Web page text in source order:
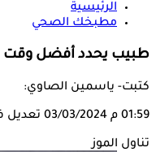
الرئيسية
مطبخك الصحي
طبيب يحدد أفضل وقت
كتبت- ياسمين الصاوي:
01:59 م 03/03/2024 تعديل في
تناول الموز